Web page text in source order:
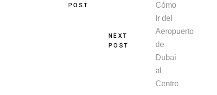
POST
NEXT
POST